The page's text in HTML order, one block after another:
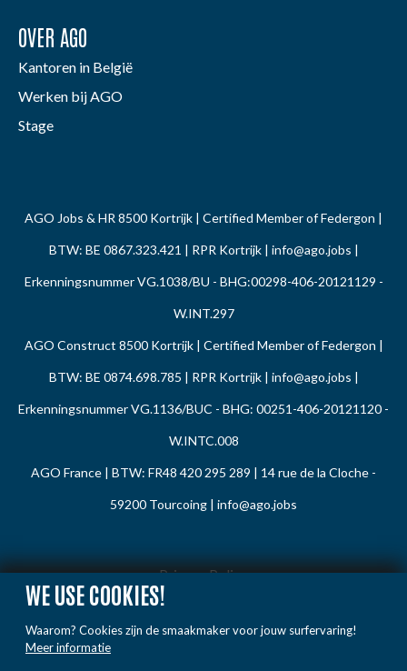
WE USE COOKIES!
Waarom? Cookies zijn de smaakmaker voor jouw surfervaring!
Meer informatie
OVER AGO
Kantoren in België
Werken bij AGO
Stage
AGO Jobs & HR 8500 Kortrijk | Certified Member of Federgon |
BTW: BE 0867.323.421 | RPR Kortrijk | info@ago.jobs |
Erkenningsnummer VG.1038/BU - BHG:00298-406-20121129 -
W.INT.297
AGO Construct 8500 Kortrijk | Certified Member of Federgon |
BTW: BE 0874.698.785 | RPR Kortrijk | info@ago.jobs |
Erkenningsnummer VG.1136/BUC - BHG: 00251-406-20121120 -
W.INTC.008
AGO France | BTW: FR48 420 295 289 | 14 rue de la Cloche -
59200 Tourcoing | info@ago.jobs
Privacy Policy
Cookie Policy
Gedragsregels